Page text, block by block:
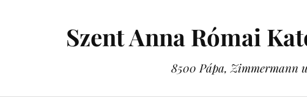
Szent Anna Római
8500 Pápa, Zimmermann